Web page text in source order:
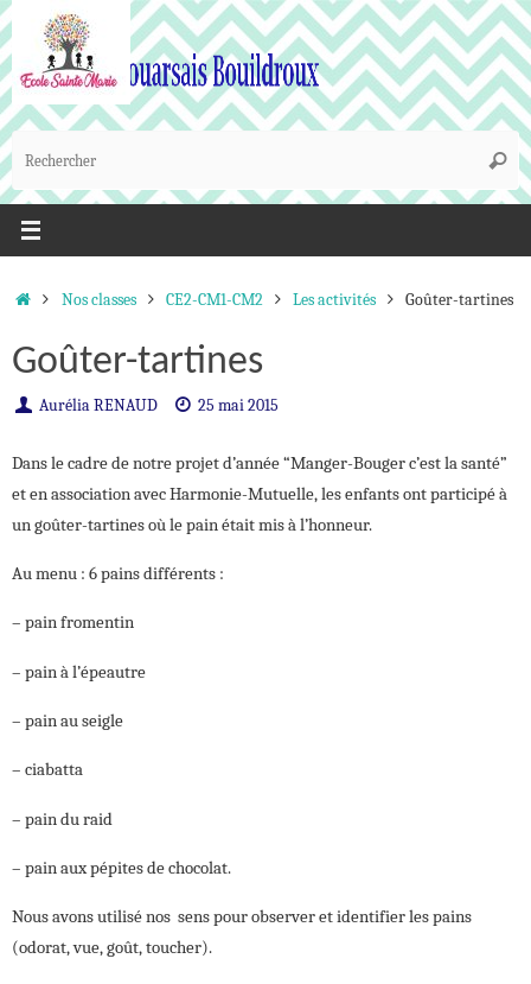
Passer
au
contenu
:
AccueilNos classes CE2-CM1-CM2 Les activités Goûter-tartines
Goûter-tartines
Aurélia RENAUD 25 mai 2015
Dans le cadre de notre projet d’année “Manger-Bouger c’est la santé”
et en association avec Harmonie-Mutuelle, les enfants ont participé à
un goûter-tartines où le pain était mis à l’honneur.
Au menu : 6 pains différents :
– pain fromentin
– pain à l’épeautre
– pain au seigle
– ciabatta
– pain du raid
– pain aux pépites de chocolat.
Nous avons utilisé nos sens pour observer et identifier les pains
(odorat, vue, goût, toucher).